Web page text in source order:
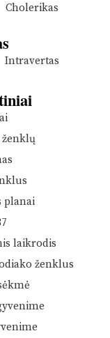
Cholerikas
Intravertas
ženklų
planai
laikrodis
ženklus